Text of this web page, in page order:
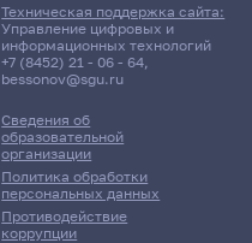
Сведения об
образовательной
организации
Политика обработки
персональных данных
Противодействие
коррупции
Техническая поддержка сайта:
Управление цифровых и
информационных технологий
+7 (8452) 21 - 06 - 64,
bessonov@sgu.ru